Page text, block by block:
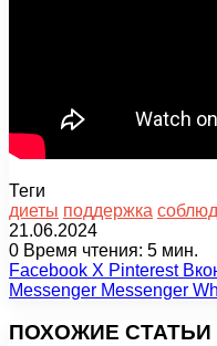
Теги
диеты поддержка
21.06.2024
0 Время чтения: 5 мин.
Facebook X Pinterest
Messenger Messenger
ПОХОЖИЕ СТАТЬИ